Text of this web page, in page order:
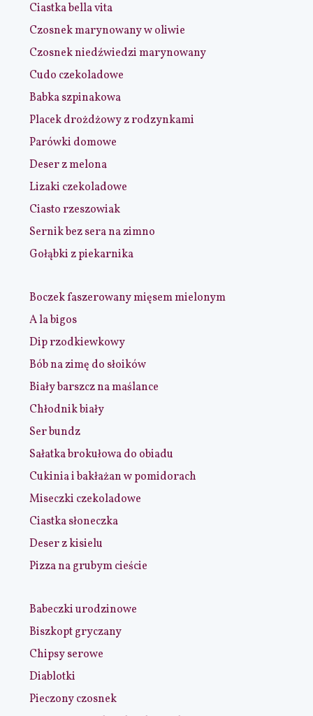
Ciastka bella vita
Czosnek marynowany w oliwie
Czosnek niedźwiedzi marynowany
Cudo czekoladowe
Babka szpinakowa
Placek drożdżowy z rodzynkami
Parówki domowe
Deser z melona
Lizaki czekoladowe
Ciasto rzeszowiak
Sernik bez sera na zimno
Gołąbki z piekarnika
Boczek faszerowany mięsem mielonym
A la bigos
Dip rzodkiewkowy
Bób na zimę do słoików
Biały barszcz na maślance
Chłodnik biały
Ser bundz
Sałatka brokułowa do obiadu
Cukinia i bakłażan w pomidorach
Miseczki czekoladowe
Ciastka słoneczka
Deser z kisielu
Pizza na grubym cieście
Babeczki urodzinowe
Biszkopt gryczany
Chipsy serowe
Diablotki
Pieczony czosnek